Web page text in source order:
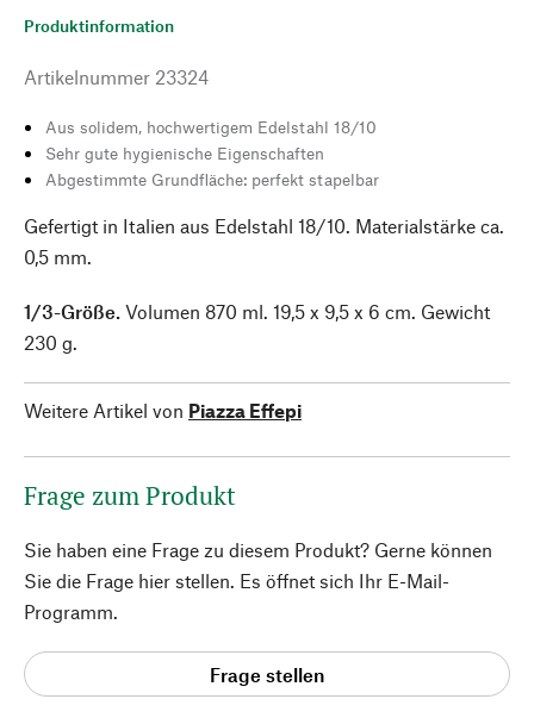
Produktinformation
Artikelnummer 23324
Aus solidem, hochwertigem Edelstahl 18/10
Sehr gute hygienische Eigenschaften
Abgestimmte Grundfläche: perfekt stapelbar
Gefertigt in Italien aus Edelstahl 18/10. Materialstärke ca.
0,5 mm.
1/3-Größe. Volumen 870 ml. 19,5 x 9,5 x 6 cm. Gewicht
230 g.
Weitere Artikel von Piazza Effepi
Frage zum Produkt
Sie haben eine Frage zu diesem Produkt? Gerne können
Sie die Frage hier stellen. Es öffnet sich Ihr E-Mail-
Programm.
Frage stellen